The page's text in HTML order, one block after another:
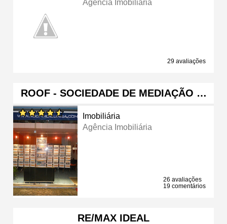
Agência Imobiliária
29 avaliações
ROOF - SOCIEDADE DE MEDIAÇÃO …
Imobiliária
Agência Imobiliária
26 avaliações
19 comentários
RE/MAX IDEAL